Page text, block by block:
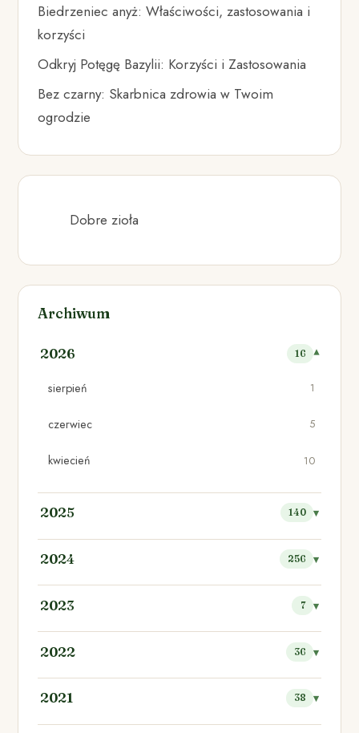
Biedrzeniec anyż: Właściwości, zastosowania i
korzyści
Odkryj Potęgę Bazylii: Korzyści i Zastosowania
Bez czarny: Skarbnica zdrowia w Twoim
ogrodzie
Dobre zioła
Archiwum
2026 16
sierpień 1
czerwiec 5
kwiecień 10
2025 140
2024 256
2023 7
2022 36
2021 38